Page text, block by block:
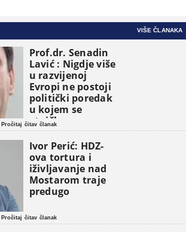
VIŠE ČLANAKA
Prof.dr. Senadin
Lavić : Nigdje više
u razvijenoj
Evropi ne postoji
politički poredak
u kojem se
etničke grupe
pojavljuju kao
osnovne
političke jedinice
Pročitaj čitav članak
Ivor Perić: HDZ-
ova tortura i
iživljavanje nad
Mostarom traje
predugo
Pročitaj čitav članak